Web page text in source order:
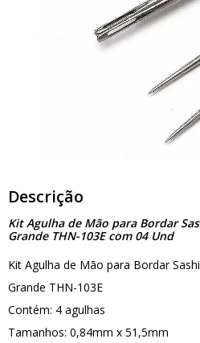
Descrição
Kit Agulha de Mão para Bordar
Grande THN-103E com 04 Und
Kit Agulha de Mão para Bordar
Grande THN-103E
Contém: 4 agulhas
Tamanhos: 0,84mm x 51,5mm